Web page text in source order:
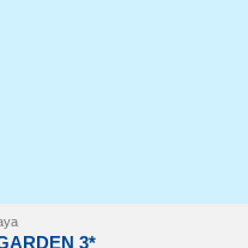
BELLA 3*
CENTRE POINT SPACE PATTAYA 5*
3*